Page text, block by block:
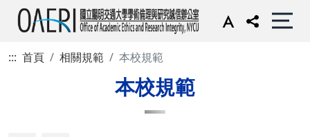
::: 首頁 相關規範 本校規範
本校規範